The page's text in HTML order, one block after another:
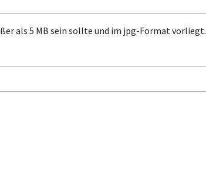
als 5 MB sein sollte und im jpg-Format vorliegt.